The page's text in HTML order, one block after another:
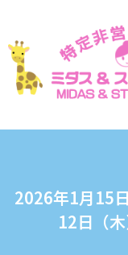
2026年1月15
12日（